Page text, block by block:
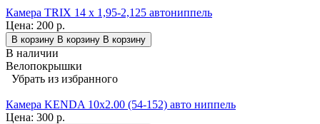
Камера TRIX 14 x 1,95-2,125 автониппель
Цена: 200 р.
В корзину В корзину В корзину
В наличии
Велопокрышки
Убрать из избранного
Камера KENDA 10x2.00 (54-152) авто ниппель
Цена: 300 р.